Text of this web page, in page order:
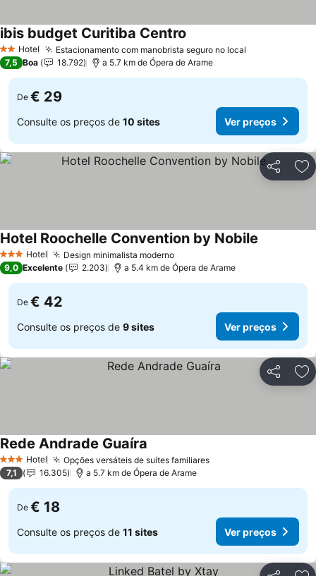
2 Estrelas
Hotel Estacionamento com manobrista seguro no local
ibis budget Curitiba Centro
7,5 Boa 18.792 a 5.7 km de Ópera de Arame
De € 29
Consulte os preços de 10 sites Ver preços
Partilhar
3 EstrelasHotel Design minimalista moderno
Hotel Roochelle Convention by Nobile
9,0 Excelente 2.203 a 5.4 km de Ópera de Arame
De € 42
Consulte os preços de 9 sites Ver preços
Partilhar
3 EstrelasHotel Opções versáteis de suítes familiares
Rede Andrade Guaíra
7,1 16.305 a 5.7 km de Ópera de Arame
De € 18
Consulte os preços de 11 sites Ver preços